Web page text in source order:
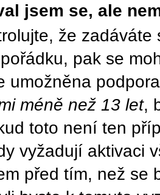
jsem se, ale
že
pak se
umožněna
méně než 13 let,
toto není ten
vyžadují aktivaci
před tím, než se